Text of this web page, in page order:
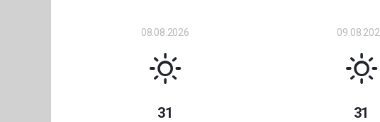
08.08.2026
31
31